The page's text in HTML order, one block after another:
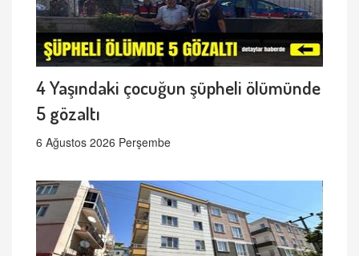
4 Yaşındaki çocuğun şüpheli ölümünde
5 gözaltı
6 Ağustos 2026 Perşembe